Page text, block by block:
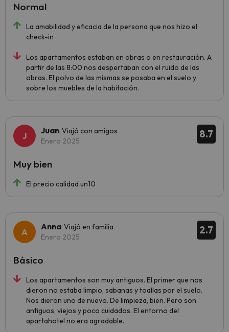
La amabilidad y eficacia de la persona que nos hizo el
check-in
Los apartamentos estaban en obras o en restauración. A
partir de las 8:00 nos despertaban con el ruido de las
obras. El polvo de las mismas se posaba en el suelo y
sobre los muebles de la habitación.
Normal
8.7
Juan Viajó con amigos
Enero 2025
El precio calidad un10
Muy bien
2.7
Anna Viajó en familia
Enero 2025
Los apartamentos son muy antiguos. El primer que nos
dieron no estaba limpio, sabanas y toallas por el suelo.
Nos dieron uno de nuevo. De limpieza, bien. Pero son
antiguos, viejos y poco cuidados. El entorno del
apartahotel no era agradable.
Básico